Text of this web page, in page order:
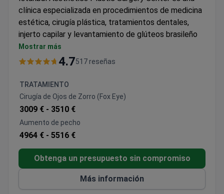
clínica especializada en procedimientos de medicina
estética, cirugía plástica, tratamientos dentales,
injerto capilar y levantamiento de glúteos brasileño
(BBL), etc.
La clínica utiliza los métodos y tecnologías
capilar FUE, injerto de pelo DHI, la terapia PRP para
el tratamiento de la caída del cabello, etc.
Más de 4.000 pacientes eligen Istanbul Aesthetic
Plastic Surgery Center para hacerse los
procedimientos de medicina estética y cirugía
realizados por especialistas locales son los
procedimientos más populares entre los pacientes
del Reino Unido, España, Alemania, Italia, Lituania y
Argentina.
Mostrar más
4.7517 reseñas
TRATAMIENTO
Cirugía de Ojos de Zorro (Fox Eye)
3009 € - 3510 €
Aumento de pecho
4964 € - 5516 €
Obtenga un presupuesto sin compromiso
Más información